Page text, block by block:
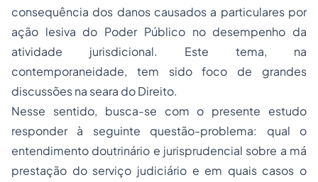
consequência dos danos causados a particulares por
ação lesiva do Poder Público no desempenho da
atividade jurisdicional. Este tema, na
contemporaneidade, tem sido foco de grandes
discussões na seara do Direito.
Nesse sentido, busca-se com o presente estudo
responder à seguinte questão-problema: qual o
entendimento doutrinário e jurisprudencial sobre a má
prestação do serviço judiciário e em quais casos o